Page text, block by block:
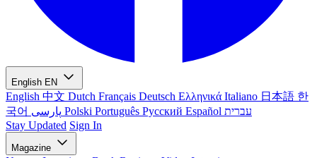
English EN
English 中文 Dutch Français Deutsch Ελληνικά Italiano 日本語 한
국어
Polski Português Русский Español עברית
Stay Updated Sign In
Magazine